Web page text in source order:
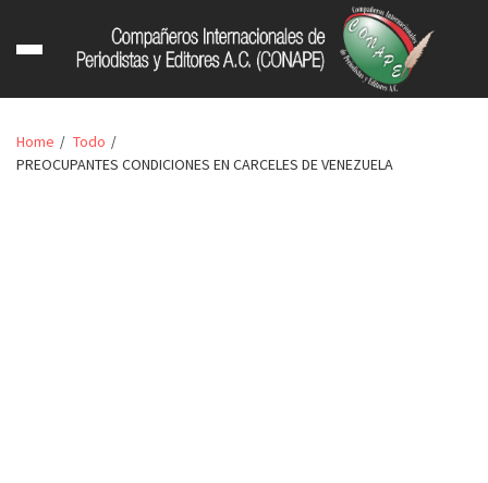
Home
Todo
PREOCUPANTES CONDICIONES EN CARCELES DE VENEZUELA